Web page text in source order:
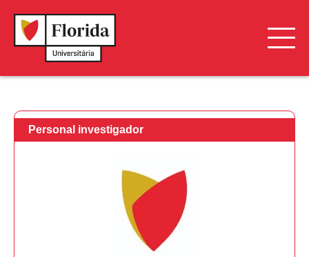
Personal investigador